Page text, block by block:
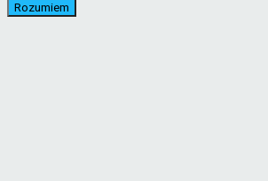
Rozumiem